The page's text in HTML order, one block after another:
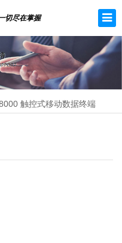
切尽在掌握
触控式移动数据终端